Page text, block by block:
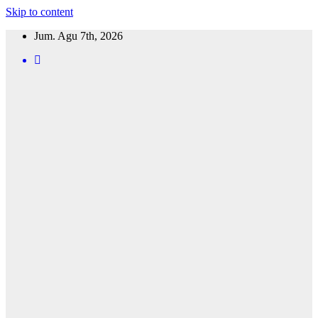
Skip to content
Jum. Agu 7th, 2026